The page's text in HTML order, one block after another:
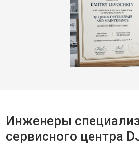
Инженеры
сервисного центра